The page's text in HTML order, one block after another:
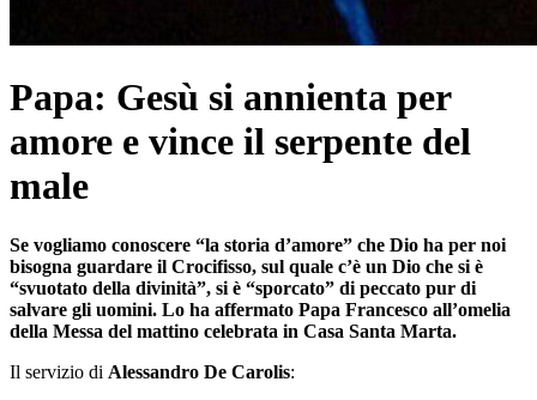
Papa: Gesù si annienta per
amore e vince il serpente del
male
Se vogliamo conoscere “la storia d’amore” che Dio ha per noi
bisogna guardare il Crocifisso, sul quale c’è un Dio che si è
“svuotato della divinità”, si è “sporcato” di peccato pur di
salvare gli uomini. Lo ha affermato Papa Francesco all’omelia
della Messa del mattino celebrata in Casa Santa Marta.
Il servizio di Alessandro De Carolis: